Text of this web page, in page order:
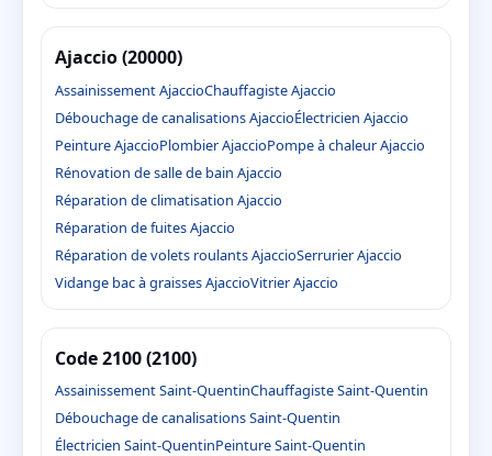
Ajaccio (20000)
Assainissement AjaccioChauffagiste Ajaccio
Débouchage de canalisations AjaccioÉlectricien Ajaccio
Peinture AjaccioPlombier AjaccioPompe à chaleur Ajaccio
Rénovation de salle de bain Ajaccio
Réparation de climatisation Ajaccio
Réparation de fuites Ajaccio
Réparation de volets roulants AjaccioSerrurier Ajaccio
Vidange bac à graisses AjaccioVitrier Ajaccio
Code 2100 (2100)
Assainissement Saint-QuentinChauffagiste Saint-Quentin
Débouchage de canalisations Saint-Quentin
Électricien Saint-QuentinPeinture Saint-Quentin